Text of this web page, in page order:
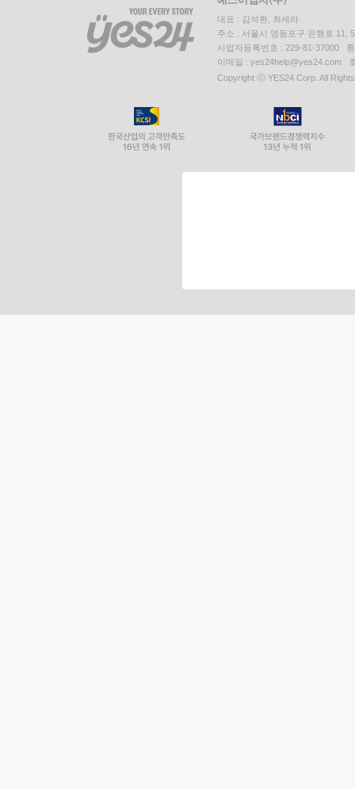
대표 : 김석환, 최세라
주소 : 서울시 영등포구 은행로 11,
사업자등록번호 : 229-81-37000
이메일 : yes24help@yes24.com
Copyright ⓒ YES24 Corp. All